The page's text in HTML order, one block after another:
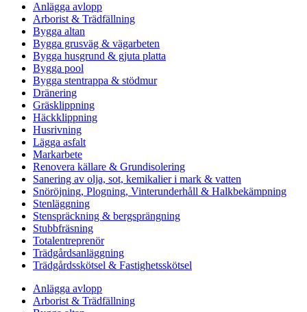
Anlägga avlopp
Arborist & Trädfällning
Bygga altan
Bygga grusväg & vägarbeten
Bygga husgrund & gjuta platta
Bygga pool
Bygga stentrappa & stödmur
Dränering
Gräsklippning
Häckklippning
Husrivning
Lägga asfalt
Markarbete
Renovera källare & Grundisolering
Sanering av olja, sot, kemikalier i mark & vatten
Snöröjning, Plogning, Vinterunderhåll & Halkbekämpning
Stenläggning
Stenspräckning & bergsprängning
Stubbfräsning
Totalentreprenör
Trädgårdsanläggning
Trädgårdsskötsel & Fastighetsskötsel
Anlägga avlopp
Arborist & Trädfällning